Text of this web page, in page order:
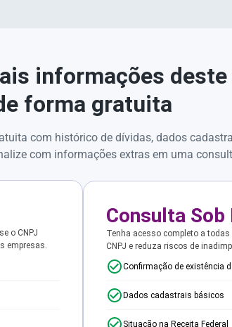
informações deste
forma gratuita
com histórico de dívidas, dados
com informações extras em uma
o CNPJ
empresas.
Consulta Sob
Tenha acesso completo a
CNPJ e reduza riscos de
Confirmação de existência
Dados cadastrais básicos
Situação na Receita Federal